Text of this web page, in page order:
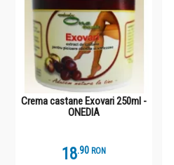
Crema castane Exovari 250ml -
ONEDIA
18.9 RON